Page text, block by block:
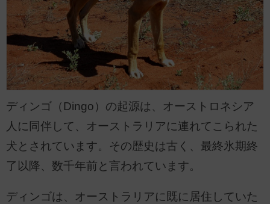
ディンゴ（Dingo）の起源は、オーストロネシア
人に同伴して、オーストラリアに連れてこられた
犬とされています。その歴史は古く、最終氷期終
了以降、数千年前と言われています。
ディンゴは、オーストラリアに既に居住していた